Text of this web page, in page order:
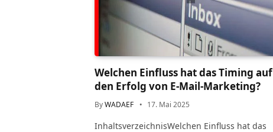
Welchen Einfluss hat das Timing auf
den Erfolg von E-Mail-Marketing?
ByWADAEF 17. Mai 2025
InhaltsverzeichnisWelchen Einfluss hat das